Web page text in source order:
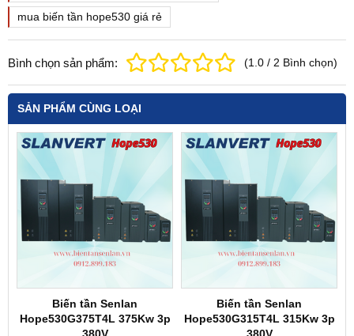
mua biến tần hope530 giá rẻ
Bình chọn sản phẩm: (1.0 / 2 Bình chọn)
SẢN PHẨM CÙNG LOẠI
Biến tần Senlan
Hope530G375T4L 375Kw 3p
Biến tần Senlan
Hope530G315T4L 315Kw 3p